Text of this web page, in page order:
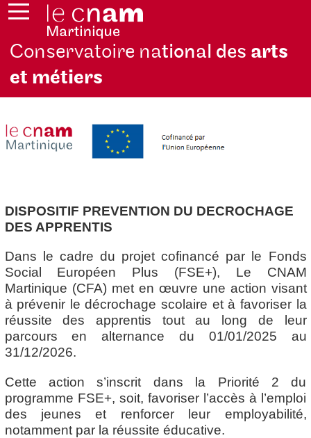
Conservatoire national des arts
et métiers
DISPOSITIF PREVENTION DU DECROCHAGE
DES APPRENTIS
Dans le cadre du projet cofinancé par le Fonds
Social Européen Plus (FSE+), Le CNAM
Martinique (CFA) met en œuvre une action visant
à prévenir le décrochage scolaire et à favoriser la
réussite des apprentis tout au long de leur
parcours en alternance du 01/01/2025 au
31/12/2026.
Cette action s’inscrit dans la Priorité 2 du
programme FSE+, soit, favoriser l’accès à l’emploi
des jeunes et renforcer leur employabilité,
notamment par la réussite éducative.